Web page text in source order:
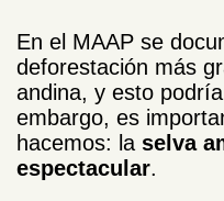
En el MAAP se
deforestación más
andina, y esto
embargo, es
hacemos: la selva
espectacular.